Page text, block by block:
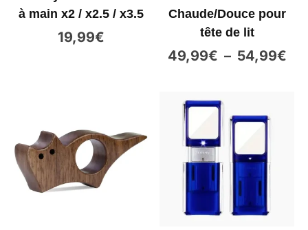
à main x2 / x2.5 / x3.5
19,99€
Chaude/Douce pour
tête de lit
49,99€ – 54,99€